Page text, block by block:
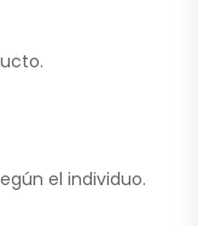
el individuo.